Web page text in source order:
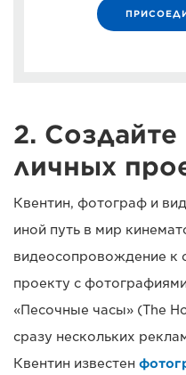
2.
личных
Квентин, фотограф и
иной путь в мир
видеосопровождение к
проекту с
«Песочные часы» (The
сразу нескольких
Квентин известен